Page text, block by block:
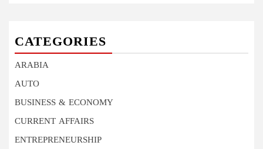
CATEGORIES
ARABIA
AUTO
BUSINESS & ECONOMY
CURRENT AFFAIRS
ENTREPRENEURSHIP